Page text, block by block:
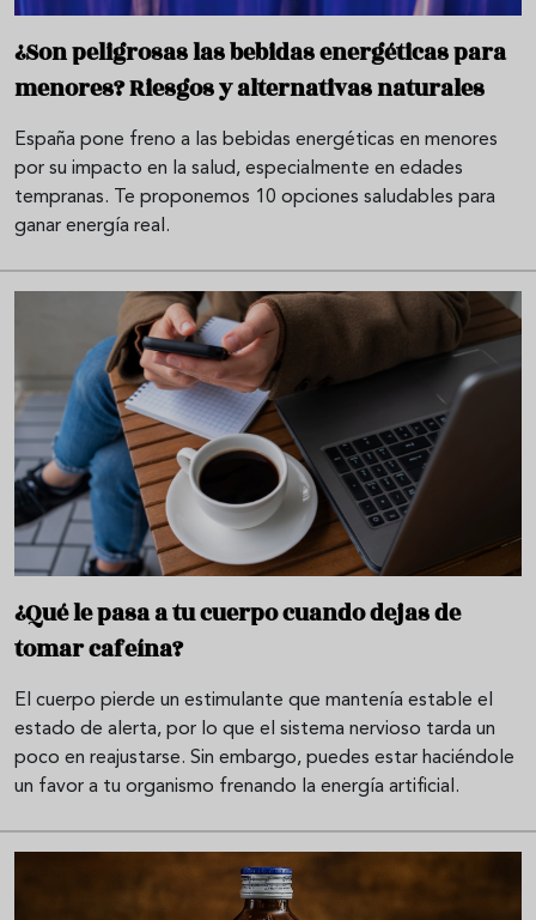
¿Son peligrosas las bebidas energéticas para
menores? Riesgos y alternativas naturales
España pone freno a las bebidas energéticas en menores
por su impacto en la salud, especialmente en edades
tempranas. Te proponemos 10 opciones saludables para
ganar energía real.
¿Qué le pasa a tu cuerpo cuando dejas de
tomar cafeína?
El cuerpo pierde un estimulante que mantenía estable el
estado de alerta, por lo que el sistema nervioso tarda un
poco en reajustarse. Sin embargo, puedes estar haciéndole
un favor a tu organismo frenando la energía artificial.